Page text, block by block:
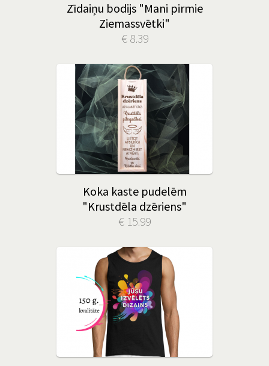
Zīdaiņu bodijs "Mani pirmie
Ziemassvētki"
€ 8.39
Koka kaste pudelēm
"Krustdēla dzēriens"
€ 15.99